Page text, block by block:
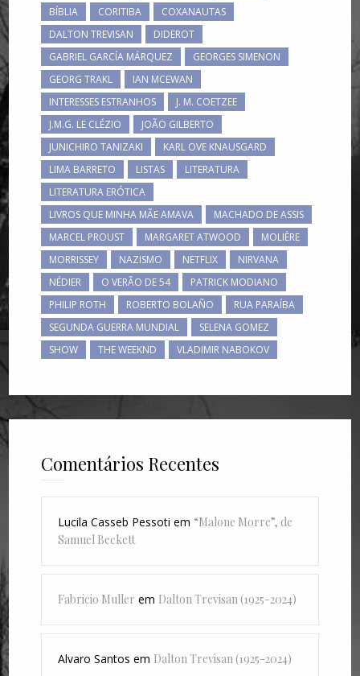
BÍBLIA
CORITIBA
COXANAUTAS
DALTON TREVISAN
DIDEROT
GABRIEL GARCÍA MÁRQUEZ
GEORGES SIMENON
GEORG TRAKL
IAN MCEWAN
INTERESSES ESTRANHOS
J. M. COETZEE
J.M.G. LE CLÉZIO
JOÃO GILBERTO
JUNICHIRO TANIZAKI
KARL OVE KNAUSGARD
LIMA BARRETO
LISTAS
LITERATURA
LITERATURA ERÓTICA
LIVROS QUE MINHA MÃE AMAVA
MACHADO DE ASSIS
MARCEL PROUST
MARGARET ATWOOD
MOLIÈRE
MORRISSEY
NAZISMO NETFLIX
NIRVANA
NÉDIER
O VERÃO DE 54
PATRICK MODIANO
PHILIP ROTH
ROBERTO BOLAÑO
RUA PARAÍBA
SEGUNDA GUERRA MUNDIAL
SELENA GOMEZ
SHOW
THE WEEKND VLADIMIR NABOKOV
Comentários Recentes
Lucila Casseb Pessoti em “Malone Morre”, de
Samuel Beckett
Fabricio Muller em Dalton Trevisan (1925-2024)
Alvaro Santos em Dalton Trevisan (1925-2024)